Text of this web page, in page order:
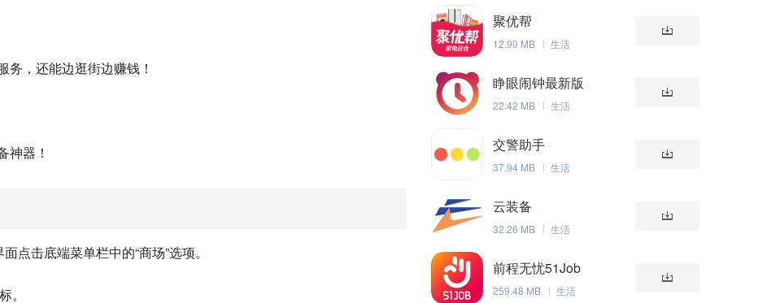
，还能边逛街边赚钱！
神器！
点击底端菜单栏中的“商场”选项。
。
聚优帮
12.90 MB 生活
睁眼闹钟最新版
22.42 MB 生活
交警助手
37.94 MB 生活
云装备
32.26 MB 生活
前程无忧51Job
259.48 MB 生活